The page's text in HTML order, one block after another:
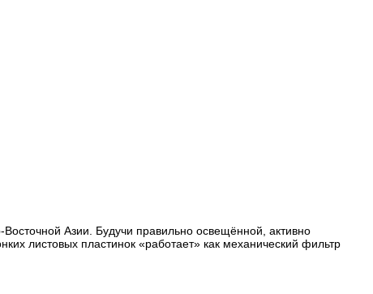
Азии. Будучи правильно освещённой, активно
листовых пластинок «работает» как механический фильтр